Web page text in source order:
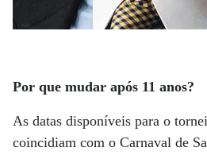
Por que mudar após 11 anos?
As datas disponíveis para o
coincidiam com o Carnaval de